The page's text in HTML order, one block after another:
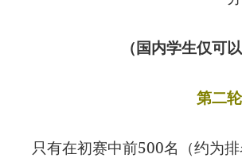
（国内学生仅可
第二
只有在初赛中前500名（约为